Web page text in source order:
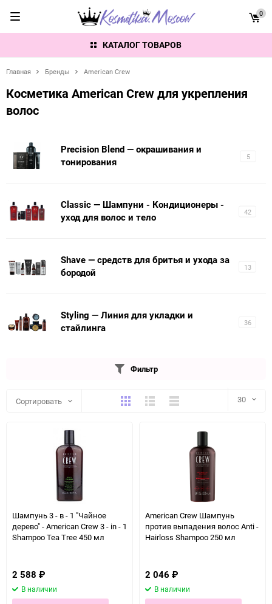
КАТАЛОГ ТОВАРОВ
0
Главная Бренды American Crew
Косметика American Crew для укрепления
волос
5
Precision Blend — окрашивания и
тонирования
42
Classic — Шампуни - Кондиционеры -
уход для волос и тело
13
Shave — средств для бритья и ухода за
бородой
36
Styling — Линия для укладки и
стайлинга
Фильтр
Сортировать ПлиткаПодробноКомпактно 30
Шампунь 3 - в - 1 "Чайное
дерево" - American Crew 3 - in - 1
Shampoo Tea Tree 450 мл
2 588 ₽
В наличии
American Crew Шампунь
против выпадения волос Anti -
Hairloss Shampoo 250 мл
2 046 ₽
В наличии